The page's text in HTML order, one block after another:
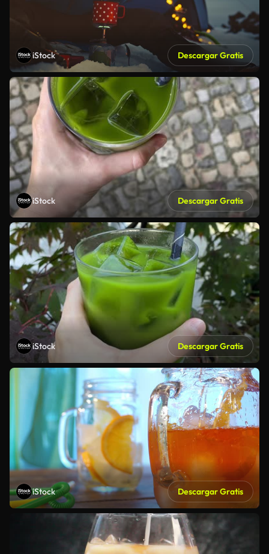
iStock Descargar Gratis
iStock Descargar Gratis
iStock Descargar Gratis
iStock Descargar Gratis